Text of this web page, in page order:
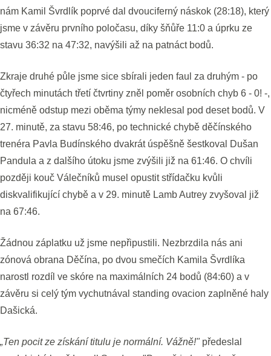
nám Kamil Švrdlík poprvé dal dvouciferný náskok (28:18), který
jsme v závěru prvního poločasu, díky šňůře 11:0 a úprku ze
stavu 36:32 na 47:32, navýšili až na patnáct bodů.
Zkraje druhé půle jsme sice sbírali jeden faul za druhým - po
čtyřech minutách třetí čtvrtiny zněl poměr osobních chyb 6 - 0! -,
nicméně odstup mezi oběma týmy neklesal pod deset bodů. V
27. minutě, za stavu 58:46, po technické chybě děčínského
trenéra Pavla Budínského dvakrát úspěšně šestkoval Dušan
Pandula a z dalšího útoku jsme zvýšili již na 61:46. O chvíli
později kouč Válečníků musel opustit střídačku kvůli
diskvalifikující chybě a v 29. minutě Lamb Autrey zvyšoval již
na 67:46.
Žádnou záplatku už jsme nepřipustili. Nezbrzdila nás ani
zónová obrana Děčína, po dvou smečích Kamila Švrdlíka
narostl rozdíl ve skóre na maximálních 24 bodů (84:60) a v
závěru si celý tým vychutnával standing ovacion zaplněné haly
Dašická.
„Ten pocit ze získání titulu je normální. Vážně!"předeslal